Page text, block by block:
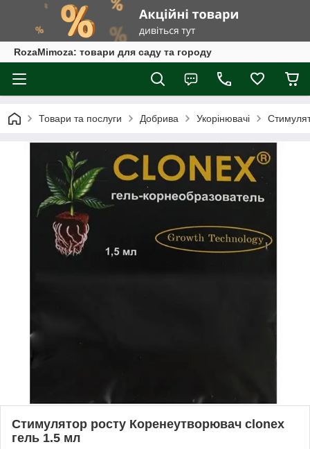
RozaMimoza: товари для саду та городу
Товари та послуги Добрива Укорінювачі
Стимулятор росту Коренеутворювач clonex
гель 1.5 мл